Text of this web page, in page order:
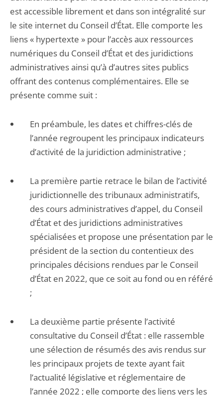
est accessible librement et dans son intégralité sur
le site internet du Conseil d’État. Elle comporte les
liens « hypertexte » pour l’accès aux ressources
numériques du Conseil d’État et des juridictions
administratives ainsi qu’à d’autres sites publics
offrant des contenus complémentaires. Elle se
présente comme suit :
En préambule, les dates et chiffres-clés de
l’année regroupent les principaux indicateurs
d’activité de la juridiction administrative ;
La première partie retrace le bilan de l’activité
juridictionnelle des tribunaux administratifs,
des cours administratives d’appel, du Conseil
d’État et des juridictions administratives
spécialisées et propose une présentation par le
président de la section du contentieux des
principales décisions rendues par le Conseil
d’État en 2022, que ce soit au fond ou en référé
;
La deuxième partie présente l’activité
consultative du Conseil d’État : elle rassemble
une sélection de résumés des avis rendus sur
les principaux projets de texte ayant fait
l’actualité législative et réglementaire de
l’année 2022 ; elle comporte des liens vers les